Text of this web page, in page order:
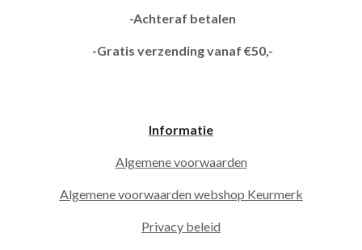
-Achteraf betalen
-Gratis verzending vanaf €50,-
Informatie
Algemene voorwaarden
Algemene voorwaarden webshop Keurmerk
Privacy beleid